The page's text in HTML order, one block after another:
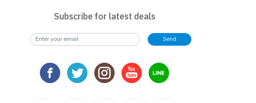
Subscribe for latest deals
Send